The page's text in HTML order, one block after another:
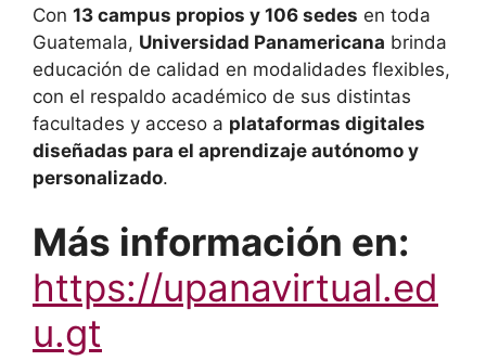
Con 13 campus propios y 106 sedes en toda
Guatemala, Universidad Panamericana brinda
educación de calidad en modalidades flexibles,
con el respaldo académico de sus distintas
facultades y acceso a plataformas digitales
diseñadas para el aprendizaje autónomo y
personalizado.
Más información en:
https://upanavirtual.ed
u.gt